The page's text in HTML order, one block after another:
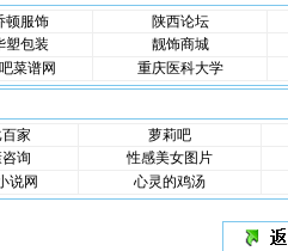
顿服饰
陕西论坛
塑包装
靓饰商城
菜谱网 重庆医科大学
家
萝莉吧
询
性感美女图片
说网 心灵的鸡汤